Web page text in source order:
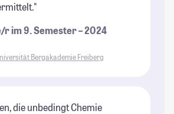
im 9. Semester – 2024
Bergakademie Freiberg
die unbedingt Chemie